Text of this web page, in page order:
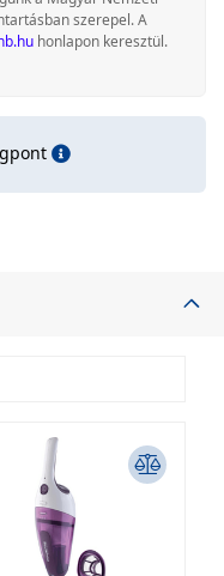
szerepel. A
honlapon keresztül.